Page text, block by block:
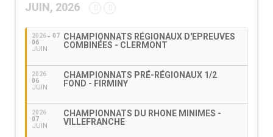
JUIN, 2026
2026
06
JUIN
07
CHAMPIONNATS RÉGIONAUX D'EPREUVES
COMBINÉES - CLERMONT
2026
06
JUIN
CHAMPIONNATS PRÉ-RÉGIONAUX 1/2
FOND - FIRMINY
2026
07
JUIN
CHAMPIONNATS DU RHONE MINIMES -
VILLEFRANCHE